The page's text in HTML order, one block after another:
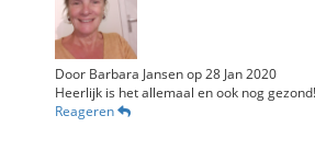
Door Barbara Jansenop28 Jan 2020
Heerlijk is het allemaal en ook nog gezond!
Reageren